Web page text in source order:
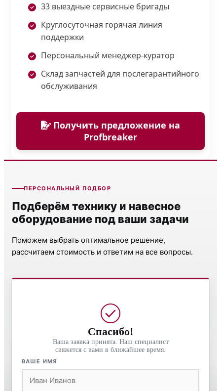
33 выездные сервисные бригады
Круглосуточная горячая линия
поддержки
Персональный менеджер-куратор
Склад запчастей для послегарантийного
обслуживания
Получить предложение на
Profbreaker
ПЕРСОНАЛЬНЫЙ ПОДБОР
Подберём технику и навесное
оборудование под ваши задачи
Поможем выбрать оптимальное решение,
рассчитаем стоимость и ответим на все вопросы.
Спасибо!
Ваша заявка принята. Наш специалист
свяжется с вами в ближайшее время.
ВАШЕ ИМЯ